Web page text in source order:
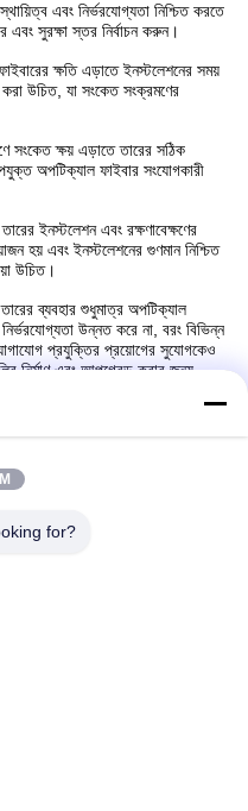
স্থায়িত্ব এবং নির্ভরযোগ্যতা নিশ্চিত করতে
সুরক্ষা স্তর নির্বাচন করুন।
ক্ষতি এড়াতে ইনস্টলেশনের সময়
উচিত, যা সংকেত সংক্রমণের
সংকেত ক্ষয় এড়াতে তারের সঠিক
অপটিক্যাল ফাইবার সংযোগকারী
ইনস্টলেশন এবং রক্ষণাবেক্ষণের
হয় এবং ইনস্টলেশনের গুণমান নিশ্চিত
উচিত।
ব্যবহার শুধুমাত্র অপটিক্যাল
উন্নত করে না, বরং বিভিন্ন
প্রযুক্তির প্রয়োগের সুযোগকেও
নির্মাণ এবং আপগ্রেড করার জন্য
HX Fiber Technology
for?